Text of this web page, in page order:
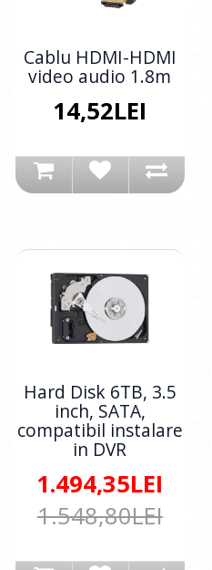
Cablu HDMI-HDMI
video audio 1.8m
14,52LEI
Hard Disk 6TB, 3.5
inch, SATA,
compatibil instalare
in DVR
1.494,35LEI
1.548,80LEI